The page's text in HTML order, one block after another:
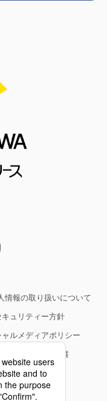
情報の取り扱いについて
キュリティー方針
ャルメディアポリシー
、サービス仕様書